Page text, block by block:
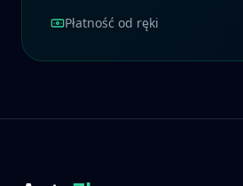
Płatność od ręki